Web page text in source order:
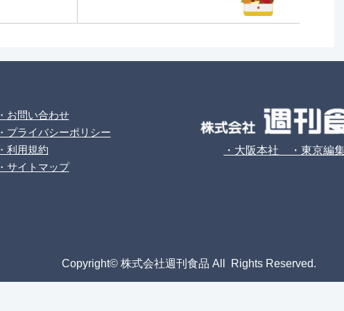
・お問い合わせ
・プライバシーポリシー
・利用規約
・サイトマップ
・大阪本社 ・東京編
Copyright© 株式会社週刊食品 All Rights Reserved.